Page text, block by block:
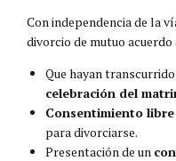
Con independencia de la
divorcio de mutuo acuerdo
Que hayan
celebración del
Consentimiento
para divorciarse.
Presentación de un